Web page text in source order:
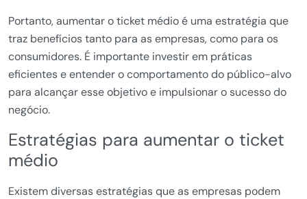
Portanto, aumentar o ticket médio é uma estratégia que
traz benefícios tanto para as empresas, como para os
consumidores. É importante investir em práticas
eficientes e entender o comportamento do público-alvo
para alcançar esse objetivo e impulsionar o sucesso do
negócio.
Estratégias para aumentar o ticket
médio
Existem diversas estratégias que as empresas podem